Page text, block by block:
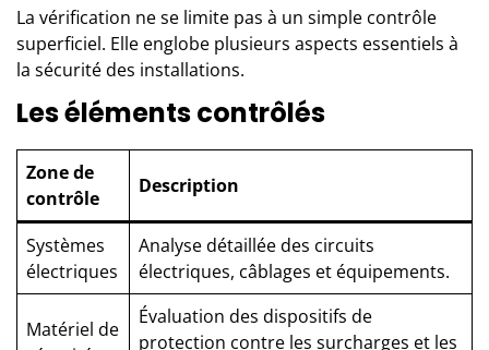
La vérification ne se limite pas à un simple contrôle
superficiel. Elle englobe plusieurs aspects essentiels à
la sécurité des installations.
Les éléments contrôlés
Zone de
contrôle
Description
Systèmes
électriques
Analyse détaillée des circuits
électriques, câblages et équipements.
Matériel de
Évaluation des dispositifs de
protection contre les surcharges et les